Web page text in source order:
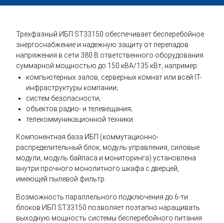
Трехфазный ИБП ST33150 обеспечивает бесперебойное
энергоснабжение и надежную защиту от перепадов
напряжения в сети 380 В ответственного оборудования
суммарной мощностью до 150 кВА/135 кВт, например:
компьютерных залов, серверных комнат или всей IT-
инфраструктуры компании;
систем безопасности;
объектов радио- и телевещания;
телекоммуникационной техники.
Компонентная база ИБП (коммутационно-
распределительный блок, модуль управления, силовые
модули, модуль байпаса и мониторинга) установлена
внутри прочного монолитного шкафа с дверцей,
имеющей пылевой фильтр.
Возможность параллельного подключения до 6-ти
блоков ИБП ST33150 позволяет поэтапно наращивать
выходную мощность системы бесперебойного питания